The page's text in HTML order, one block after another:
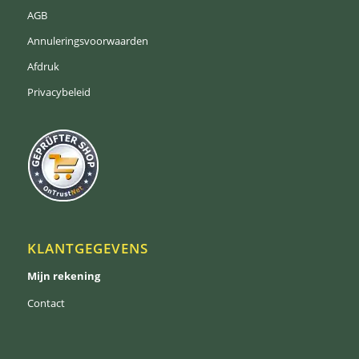
AGB
Annuleringsvoorwaarden
Afdruk
Privacybeleid
KLANTGEGEVENS
Mijn rekening
Contact